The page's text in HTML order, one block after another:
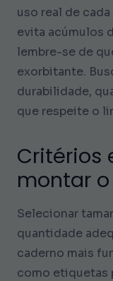
uso real de
evita acúmulos
lembre-se de
exorbitante.
durabilidade,
que respeite o
Critérios
montar
Selecionar
quantidade
caderno mais
como etiquetas